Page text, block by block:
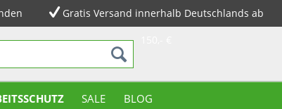
Gratis Versand innerhalb Deutschlands ab
SALE BLOG